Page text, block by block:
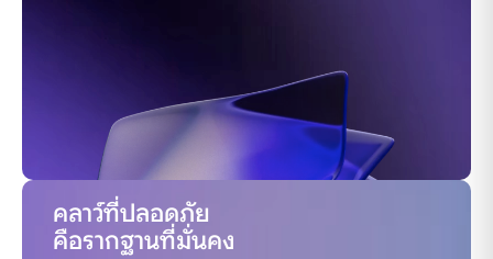
คลาว์ที่ปลอดภัย
คือรากฐานที่มั่นคง